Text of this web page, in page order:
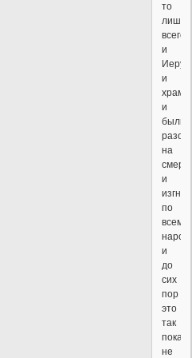
то
всего
и
и
храма
и
были
на
и
по
всем
и
до
сих
пор
это
так
пока
не